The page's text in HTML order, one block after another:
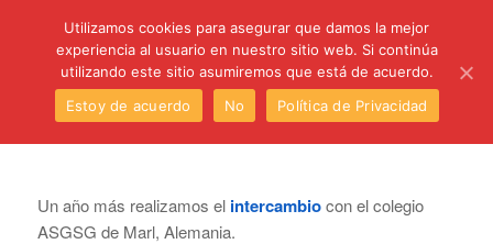
Un año más realizamos el intercambiocon el colegio
ASGSG de Marl, Alemania.
Utilizamos cookies para asegurar que damos la mejor
experiencia al usuario en nuestro sitio web. Si continúa
utilizando este sitio asumiremos que está de acuerdo.
Estoy de acuerdo
No Política de Privacidad